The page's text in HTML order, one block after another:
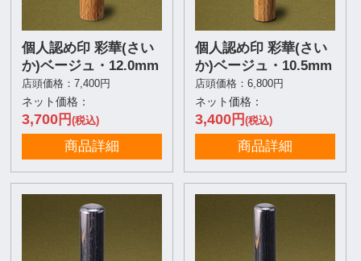
個人認め印 彩華(さい
か)ベージュ・12.0mm
店頭価格：7,400円
ネット価格：
3,700円(税込)
商品詳細
個人認め印 彩華(さい
か)ベージュ・10.5mm
店頭価格：6,800円
ネット価格：
3,400円 (税込)
商品詳細